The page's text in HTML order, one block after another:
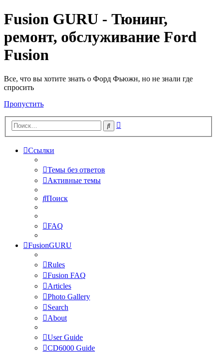
Fusion GURU - Тюнинг,
ремонт, обслуживание Ford
Fusion
Все, что вы хотите знать о Форд Фьюжн, но не знали где
спросить
Пропустить
Поиск
Ссылки
Темы без ответов
Активные темы
Поиск
FAQ
FusionGURU
Rules
Fusion FAQ
Articles
Photo Gallery
Search
About
User Guide
CD6000 Guide